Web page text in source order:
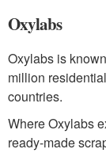
Oxylabs
Oxylabs is
million
countries.
Where Oxylabs
ready-made